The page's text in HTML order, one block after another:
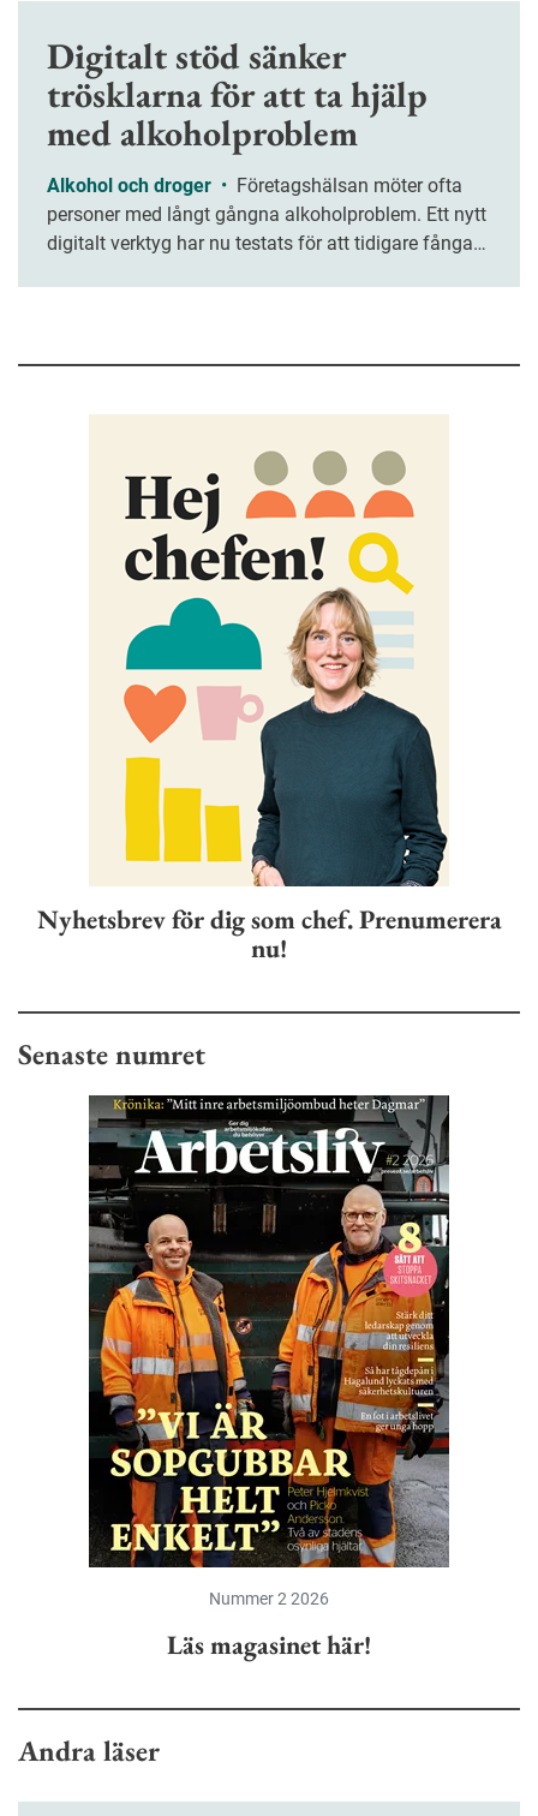
Digitalt stöd sänker
trösklarna för att ta hjälp
med alkoholproblem
Alkohol och droger •
personer med långt gångna alkoholproblem. Ett nytt
digitalt verktyg har nu testats för att tidigare fånga
Nyhetsbrev för dig som chef. Prenumerera
nu!
Senaste numret
Nummer 2 2026
Läs magasinet här!
Andra läser